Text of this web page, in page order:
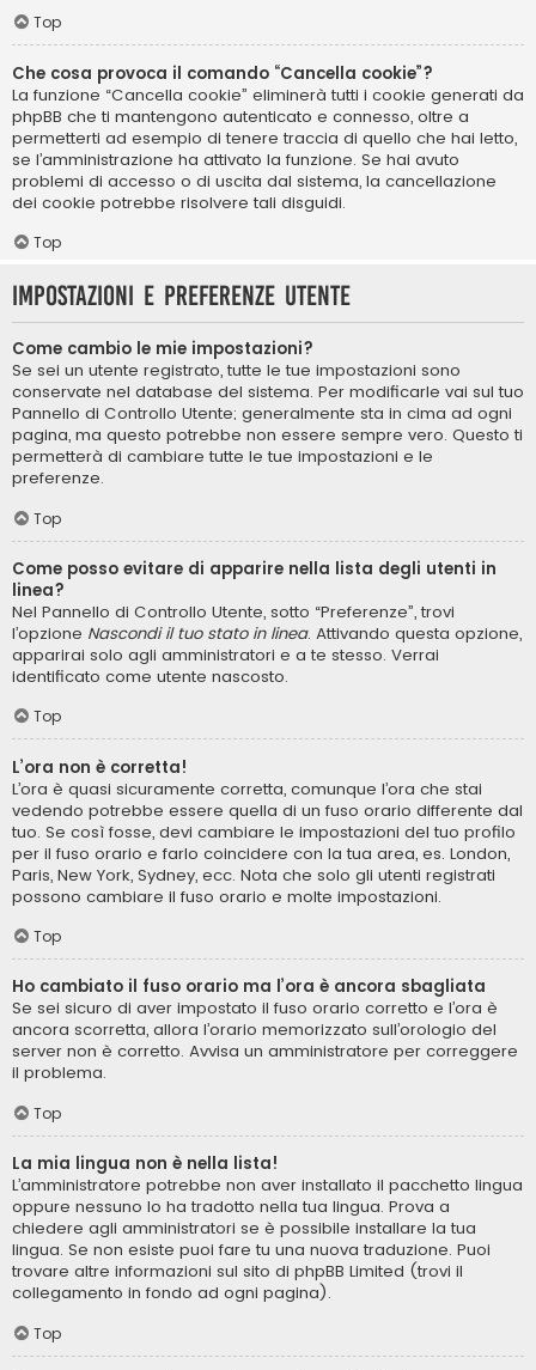
Top
Che cosa provoca il comando “Cancella cookie”?
La funzione “Cancella cookie” eliminerà tutti i cookie generati da
phpBB che ti mantengono autenticato e connesso, oltre a
permetterti ad esempio di tenere traccia di quello che hai letto,
se l’amministrazione ha attivato la funzione. Se hai avuto
problemi di accesso o di uscita dal sistema, la cancellazione
dei cookie potrebbe risolvere tali disguidi.
Top
Impostazioni e preferenze utente
Come cambio le mie impostazioni?
Se sei un utente registrato, tutte le tue impostazioni sono
conservate nel database del sistema. Per modificarle vai sul tuo
Pannello di Controllo Utente; generalmente sta in cima ad ogni
pagina, ma questo potrebbe non essere sempre vero. Questo ti
permetterà di cambiare tutte le tue impostazioni e le
preferenze.
Top
Come posso evitare di apparire nella lista degli utenti in
linea?
Nel Pannello di Controllo Utente, sotto “Preferenze”, trovi
l’opzione Nascondi il tuo stato in linea. Attivando questa opzione,
apparirai solo agli amministratori e a te stesso. Verrai
identificato come utente nascosto.
Top
L’ora non è corretta!
L’ora è quasi sicuramente corretta, comunque l’ora che stai
vedendo potrebbe essere quella di un fuso orario differente dal
tuo. Se così fosse, devi cambiare le impostazioni del tuo profilo
per il fuso orario e farlo coincidere con la tua area, es. London,
Paris, New York, Sydney, ecc. Nota che solo gli utenti registrati
possono cambiare il fuso orario e molte impostazioni.
Top
Ho cambiato il fuso orario ma l’ora è ancora sbagliata
Se sei sicuro di aver impostato il fuso orario corretto e l’ora è
ancora scorretta, allora l’orario memorizzato sull’orologio del
server non è corretto. Avvisa un amministratore per correggere
il problema.
Top
La mia lingua non è nella lista!
L’amministratore potrebbe non aver installato il pacchetto lingua
oppure nessuno lo ha tradotto nella tua lingua. Prova a
chiedere agli amministratori se è possibile installare la tua
lingua. Se non esiste puoi fare tu una nuova traduzione. Puoi
trovare altre informazioni sul sito di phpBB Limited (trovi il
collegamento in fondo ad ogni pagina).
Top